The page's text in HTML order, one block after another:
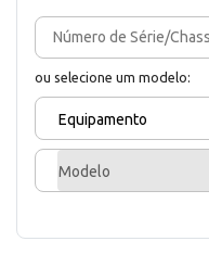
ou selecione um modelo:
Equipamento
Modelo